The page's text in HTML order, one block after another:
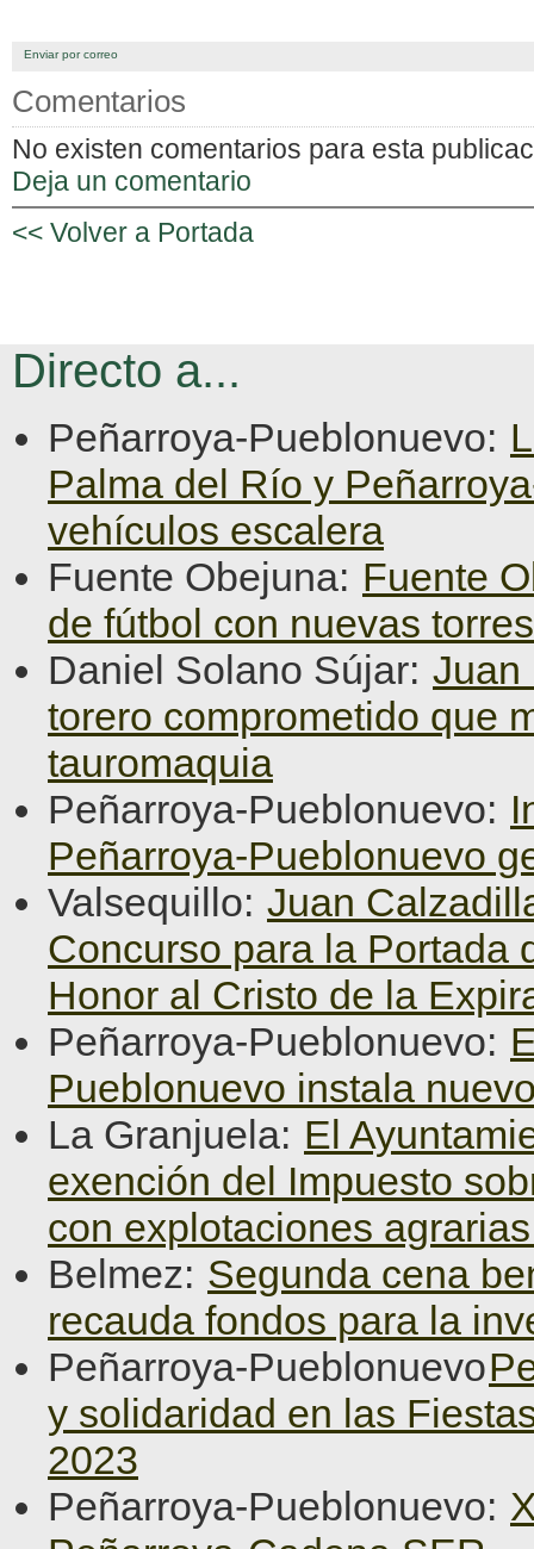
Enviar por correo
Comentarios
No existen comentarios para esta
Deja un comentario
<< Volver a Portada
Directo a...
Peñarroya-Pueblonuevo:
Palma del Río y
vehículos escalera
Fuente Obejuna: Fuente
de fútbol con nuevas
Daniel Solano Sújar: Juan
torero comprometido que
tauromaquia
Peñarroya-Pueblonuevo:
Peñarroya-Pueblonuevo
Valsequillo: Juan
Concurso para la Portada
Honor al Cristo de la
Peñarroya-Pueblonuevo:
Pueblonuevo instala
La Granjuela: El
exención del Impuesto
con explotaciones
Belmez: Segunda cena
recauda fondos para la
Peñarroya-Pueblonuevo
y solidaridad en las
2023
Peñarroya-Pueblonuevo: